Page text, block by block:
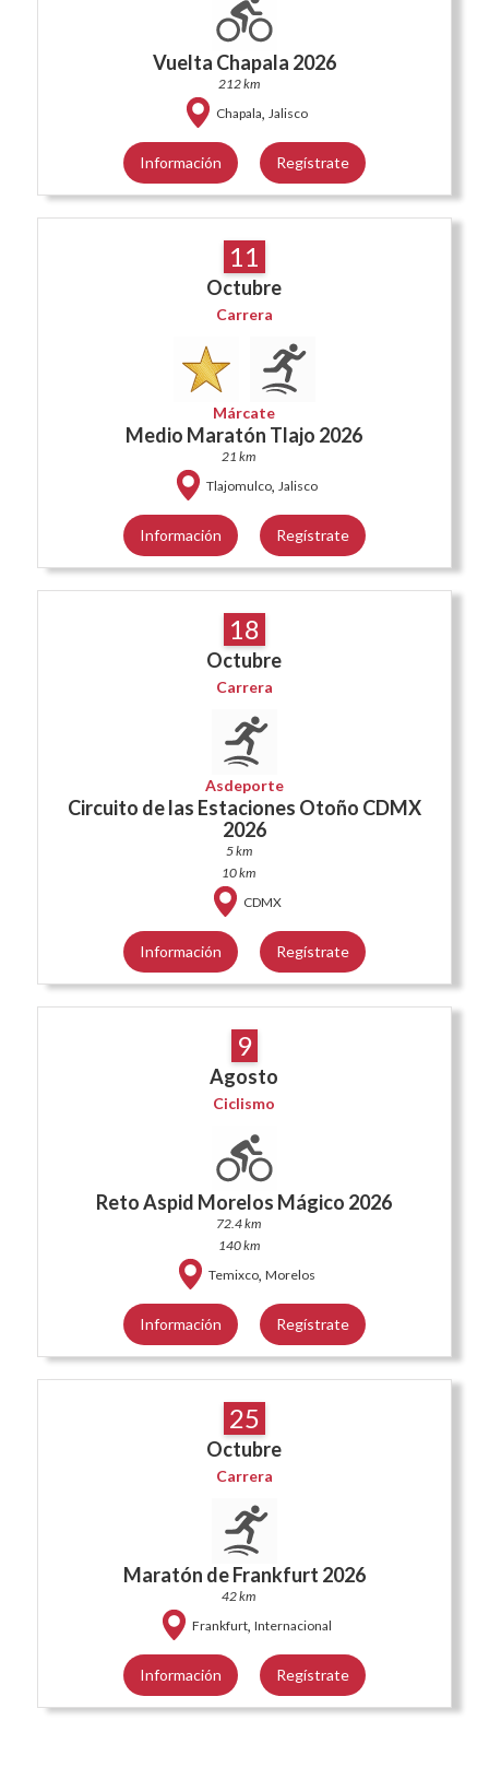
Vuelta Chapala 2026
212 km
Chapala, Jalisco
Información Regístrate
11
Octubre
Carrera
Márcate
Medio Maratón Tlajo 2026
21 km
Tlajomulco, Jalisco
Información Regístrate
18
Octubre
Carrera
Asdeporte
Circuito de las Estaciones Otoño CDMX
2026
5 km
10 km
CDMX
Información Regístrate
9
Agosto
Ciclismo
Reto Aspid Morelos Mágico 2026
72.4 km
140 km
Temixco, Morelos
Información Regístrate
25
Octubre
Carrera
Maratón de Frankfurt 2026
42 km
Frankfurt, Internacional
Información Regístrate